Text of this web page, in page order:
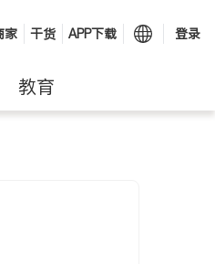
家 干货 APP下载 登录
教育